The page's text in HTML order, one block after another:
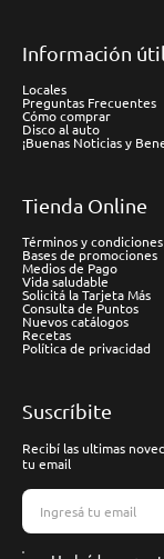
Información útil
Locales
Preguntas Frecuentes
Cómo comprar
Disco al auto
¡Buenas Noticias y
Tienda Online
Términos y condiciones
Bases de promociones
Medios de Pago
Vida saludable
Solicitá la Tarjeta Más
Consulta de Puntos
Nuevos catálogos
Recetas
Política de privacidad
Suscríbite
Recibí las ultimas
tu email